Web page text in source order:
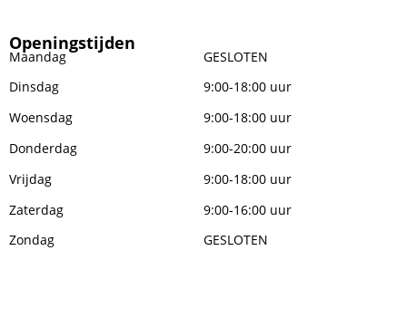
Openingstijden
Maandag
GESLOTEN
Dinsdag
9:00-18:00 uur
Woensdag
9:00-18:00 uur
Donderdag
9:00-20:00 uur
Vrijdag
9:00-18:00 uur
Zaterdag
9:00-16:00 uur
Zondag
GESLOTEN